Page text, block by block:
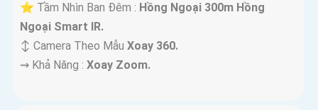
⭐ Tầm Nhìn Ban Đêm : Hồng Ngoại 300m Hồng
Ngoại Smart IR.
↕️ Camera Theo Mẫu Xoay 360.
️⇝ Khả Năng : Xoay Zoom.